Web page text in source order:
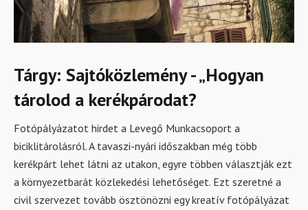
Tárgy: Sajtóközlemény - „Hogyan
tárolod a kerékpárodat?
Fotópályázatot hirdet a Levegő Munkacsoport a
biciklitárolásról. A tavaszi-nyári időszakban még több
kerékpárt lehet látni az utakon, egyre többen választják ezt
a környezetbarát közlekedési lehetőséget. Ezt szeretné a
civil szervezet tovább ösztönözni egy kreatív fotópályázat